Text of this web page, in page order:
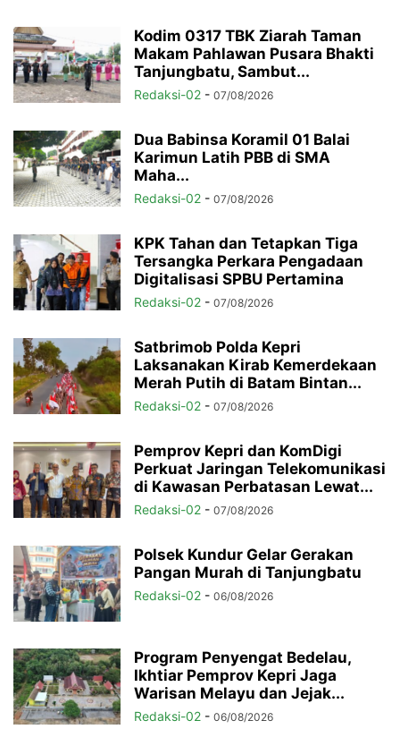
Kodim 0317 TBK Ziarah Taman
Makam Pahlawan Pusara Bhakti
Tanjungbatu, Sambut...
Redaksi-02 - 07/08/2026
Dua Babinsa Koramil 01 Balai
Karimun Latih PBB di SMA
Maha...
Redaksi-02 - 07/08/2026
KPK Tahan dan Tetapkan Tiga
Tersangka Perkara Pengadaan
Digitalisasi SPBU Pertamina
Redaksi-02 - 07/08/2026
Satbrimob Polda Kepri
Laksanakan Kirab Kemerdekaan
Merah Putih di Batam Bintan...
Redaksi-02 - 07/08/2026
Pemprov Kepri dan KomDigi
Perkuat Jaringan Telekomunikasi
di Kawasan Perbatasan Lewat...
Redaksi-02 - 07/08/2026
Polsek Kundur Gelar Gerakan
Pangan Murah di Tanjungbatu
Redaksi-02 - 06/08/2026
Program Penyengat Bedelau,
Ikhtiar Pemprov Kepri Jaga
Warisan Melayu dan Jejak...
Redaksi-02 - 06/08/2026